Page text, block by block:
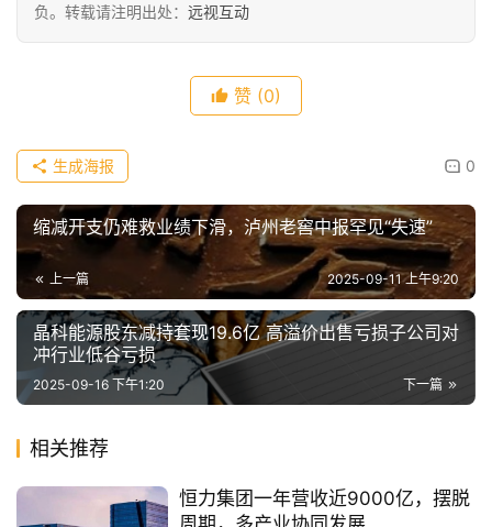
负。转载请注明出处： 远视互动
赞 (0)
0
生成海报
缩减开支仍难救业绩下滑，泸州老窖中报罕见“失速”
上一篇 2025-09-11 上午9:20
晶科能源股东减持套现19.6亿 高溢价出售亏损子公司对
冲行业低谷亏损
下一篇
2025-09-16 下午1:20
相关推荐
恒力集团一年营收近9000亿，摆脱